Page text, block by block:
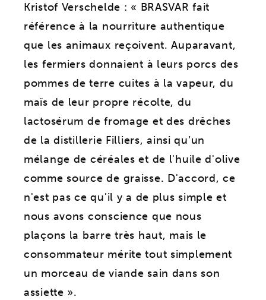
Kristof Verschelde : « BRASVAR fait
référence à la nourriture authentique
que les animaux reçoivent. Auparavant,
les fermiers donnaient à leurs porcs des
pommes de terre cuites à la vapeur, du
maïs de leur propre récolte, du
lactosérum de fromage et des drêches
de la distillerie Filliers, ainsi qu’un
mélange de céréales et de l'huile d'olive
comme source de graisse. D'accord, ce
n'est pas ce qu'il y a de plus simple et
nous avons conscience que nous
plaçons la barre très haut, mais le
consommateur mérite tout simplement
un morceau de viande sain dans son
assiette ».